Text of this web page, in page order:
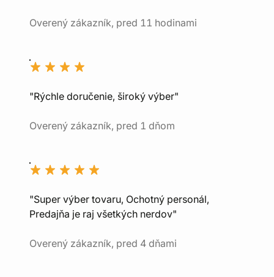
Overený zákazník, pred 11 hodinami
"Rýchle doručenie, široký výber"
Overený zákazník, pred 1 dňom
"Super výber tovaru, Ochotný personál,
Predajňa je raj všetkých nerdov"
Overený zákazník, pred 4 dňami